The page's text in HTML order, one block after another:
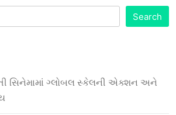
Search
સિનેમામાં ગ્લોબલ સ્કેલની એક્શન અને